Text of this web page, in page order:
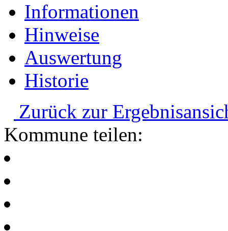
Informationen
Hinweise
Auswertung
Historie
Zurück zur
Kommune teilen: